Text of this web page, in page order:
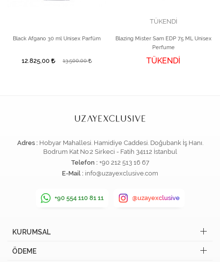
Black Afgano 30 ml Unisex Parfüm
12.825,00 13.500,00
TÜKENDİ
Blazing Mister Sam EDP 75 ML Unisex
Perfume
TÜKENDİ
Adres : Hobyar Mahallesi. Hamidiye Caddesi. Doğubank İş Hanı.
Bodrum Kat No:2 Sirkeci - Fatih 34112 İstanbul
Telefon : +90 212 513 16 67
E-Mail : info@uzayexclusive.com
+90 554 110 81 11 @uzayexclusive
KURUMSAL
ÖDEME